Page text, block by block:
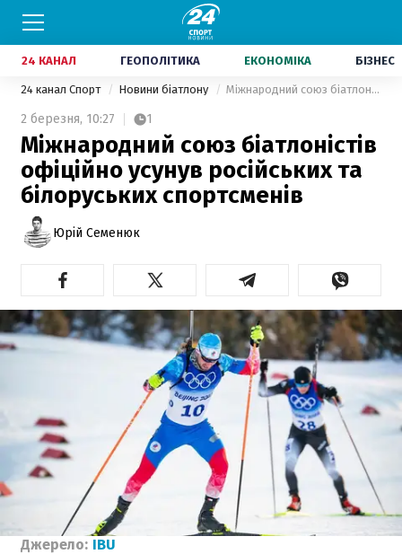
24 КАНАЛ ГЕОПОЛІТИКА ЕКОНОМІКА БІЗНЕС
24 канал Спорт Новини біатлону Міжнародний союз біатлоністів офіційно усунув російських та білоруських спортсменів
2 березня, 10:27 1
Міжнародний союз біатлоністів
офіційно усунув російських та
білоруських спортсменів
Юрій Семенюк
Джерело: IBU